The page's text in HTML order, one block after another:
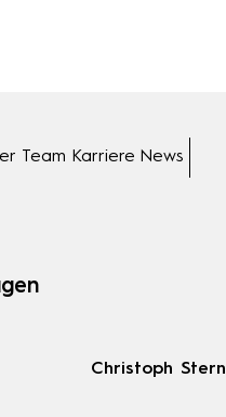
Team Karriere News
Christoph Stern